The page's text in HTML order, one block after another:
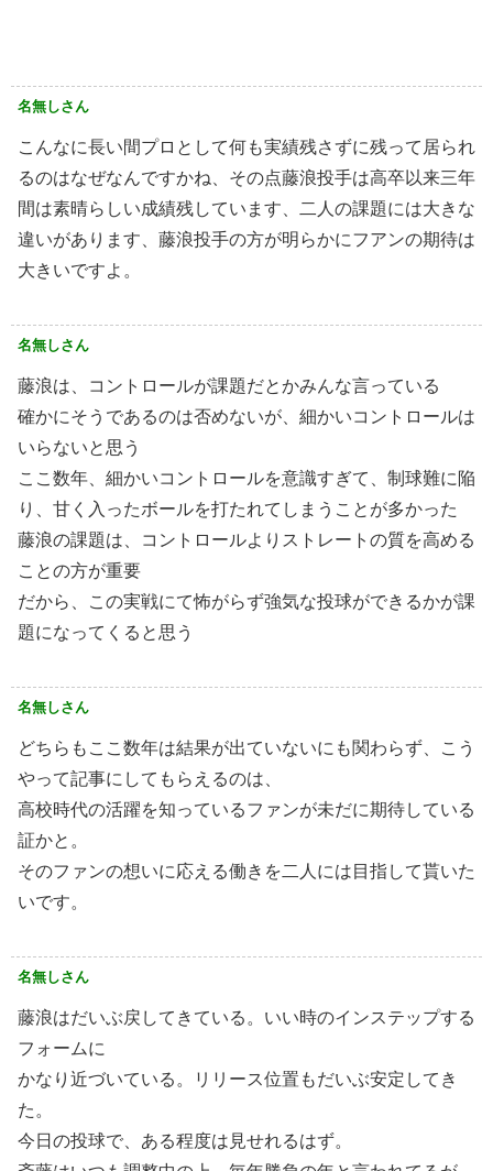
名無しさん
こんなに長い間プロとして何も実績残さずに残って居られ
るのはなぜなんですかね、その点藤浪投手は高卒以来三年
間は素晴らしい成績残しています、二人の課題には大きな
違いがあります、藤浪投手の方が明らかにフアンの期待は
大きいですよ。
名無しさん
藤浪は、コントロールが課題だとかみんな言っている
確かにそうであるのは否めないが、細かいコントロールは
いらないと思う
ここ数年、細かいコントロールを意識すぎて、制球難に陥
り、甘く入ったボールを打たれてしまうことが多かった
藤浪の課題は、コントロールよりストレートの質を高める
ことの方が重要
だから、この実戦にて怖がらず強気な投球ができるかが課
題になってくると思う
名無しさん
どちらもここ数年は結果が出ていないにも関わらず、こう
やって記事にしてもらえるのは、
高校時代の活躍を知っているファンが未だに期待している
証かと。
そのファンの想いに応える働きを二人には目指して貰いた
いです。
名無しさん
藤浪はだいぶ戻してきている。いい時のインステップする
フォームに
かなり近づいている。リリース位置もだいぶ安定してき
た。
今日の投球で、ある程度は見せれるはず。